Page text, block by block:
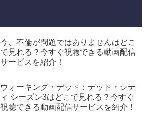
今、不倫が問題ではありませんはどこ
で見れる？今すぐ視聴できる動画配信
サービスを紹介！
ウォーキング・デッド：デッド・シテ
ィ シーズン3はどこで見れる？今すぐ
視聴できる動画配信サービスを紹介！